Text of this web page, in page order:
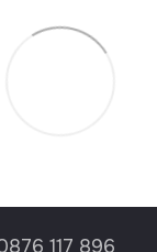
117 896